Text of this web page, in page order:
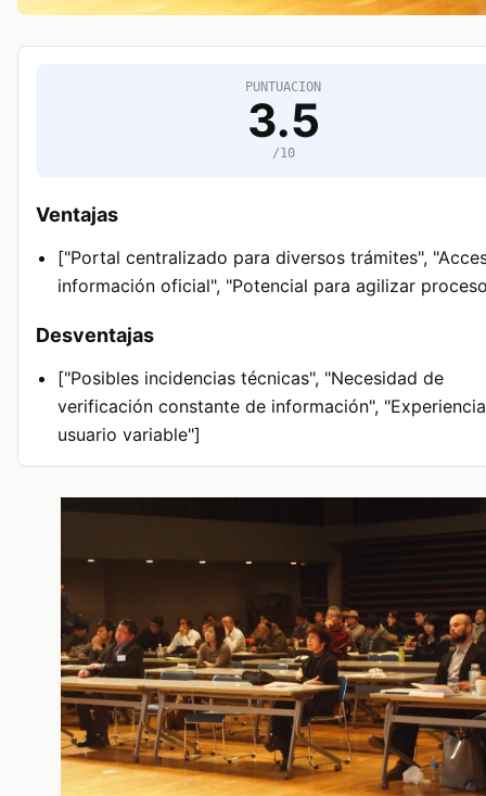
PUNTUACION
3.5
/10
Ventajas
["Portal centralizado para diversos trámites",
información oficial", "Potencial para agilizar
Desventajas
["Posibles incidencias técnicas", "Necesidad de
verificación constante de información",
usuario variable"]